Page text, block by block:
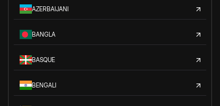
AZERBAIJANI
BANGLA
BASQUE
BENGALI